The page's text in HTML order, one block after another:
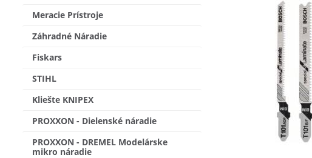
EUR
novinka v ponuke
Meracie Prístroje
Záhradné Náradie
Fiskars
STIHL
Kliešte KNIPEX
PROXXON - Dielenské náradie
PROXXON - DREMEL Modelárske
mikro náradie